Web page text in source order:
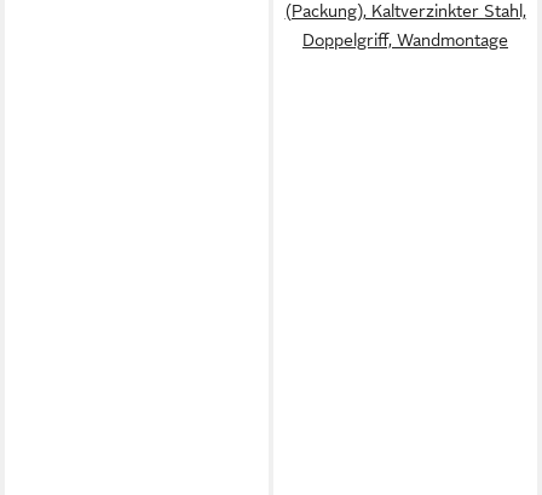
(Packung), Kaltverzinkter Stahl,
Doppelgriff, Wandmontage